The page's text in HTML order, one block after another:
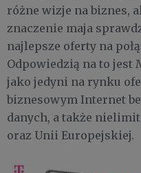
różne wizje na biznes,
znaczenie maja
najlepsze oferty na
Odpowiedzią na to jest
jako jedyni na rynku
biznesowym Internet
danych, a także
oraz Unii Europejskiej.